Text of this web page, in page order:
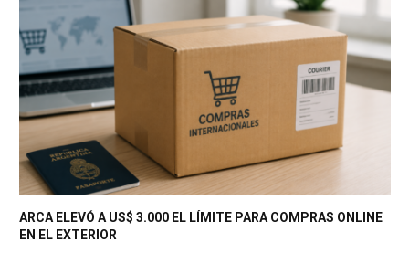
ARCA ELEVÓ A US$ 3.000 EL LÍMITE PARA COMPRAS ONLINE
EN EL EXTERIOR